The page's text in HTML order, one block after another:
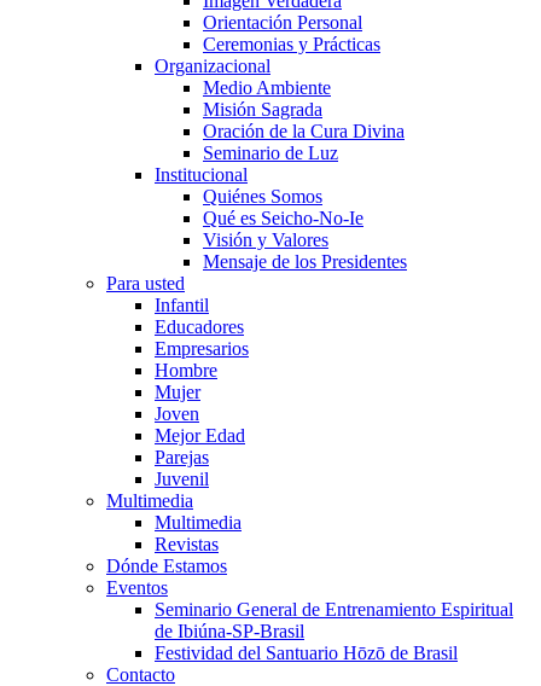
Orientación Personal
Ceremonias y Prácticas
Organizacional
Medio Ambiente
Misión Sagrada
Oración de la Cura Divina
Seminario de Luz
Institucional
Quiénes Somos
Qué es Seicho-No-Ie
Visión y Valores
Mensaje de los Presidentes
Para usted
Infantil
Educadores
Empresarios
Hombre
Mujer
Joven
Mejor Edad
Parejas
Juvenil
Multimedia
Multimedia
Revistas
Dónde Estamos
Eventos
Seminario General de Entrenamiento Espiritual
de Ibiúna-SP-Brasil
Festividad del Santuario Hōzō de Brasil
Contacto